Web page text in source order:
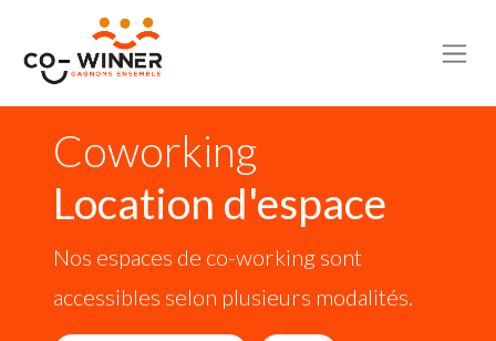
Coworking
Location d'espace
Nos espaces de co-working sont
accessibles selon plusieurs modalités.